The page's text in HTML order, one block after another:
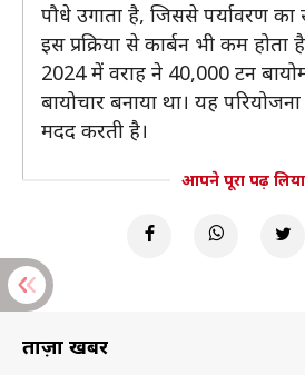
पौधे उगाता है, जिससे पर्यावरण
इस प्रक्रिया से कार्बन भी कम होता
2024 में वराह ने 40,000 टन
बायोचार बनाया था। यह परियोजना
मदद करती है।
आपने पूरा पढ़
ताज़ा खबरें